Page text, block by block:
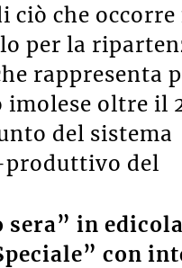
ciò che occorre
per la
rappresenta
imolese oltre il
del sistema
produttivo del
sera” in
con